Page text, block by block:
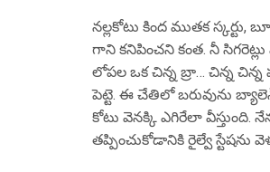
నల్లకోటు కింద ముతక స్కర్టు,
గాని కనిపించని కంత. నీ
లోపల ఒక చిన్న బ్రా… చిన్న
పెట్టె. ఈ చేతిలో బరువును
కోటు వెనక్కి ఎగిరేలా వీస్తుంది.
తప్పించుకోడానికి రైల్వే స్టేషను